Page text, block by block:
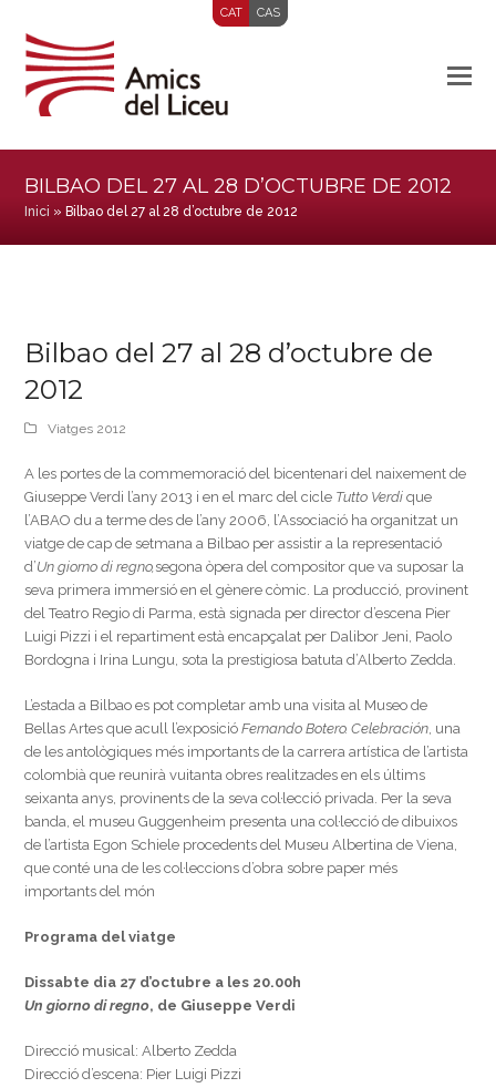
CAT CAS
BILBAO DEL 27 AL 28 D’OCTUBRE DE 2012
Inici » Bilbao del 27 al 28 d’octubre de 2012
Bilbao del 27 al 28 d’octubre de
2012
Viatges 2012
A les portes de la commemoració del bicentenari del naixement de
Giuseppe Verdi l’any 2013 i en el marc del cicle Tutto Verdique
l’ABAO du a terme des de l’any 2006, l’Associació ha organitzat un
viatge de cap de setmana a Bilbao per assistir a la representació
d’Un giorno di regno,segona òpera del compositor que va suposar la
seva primera immersió en el gènere còmic. La producció, provinent
del Teatro Regio di Parma, està signada per director d’escena Pier
Luigi Pizzi i el repartiment està encapçalat per Dalibor Jeni, Paolo
Bordogna i Irina Lungu, sota la prestigiosa batuta d’Alberto Zedda.
L’estada a Bilbao es pot completar amb una visita al Museo de
Bellas Artes que acull l’exposicióFernando Botero. Celebración, una
de les antològiques més importants de la carrera artística de l’artista
colombià que reunirà vuitanta obres realitzades en els últims
seixanta anys, provinents de la seva col·lecció privada. Per la seva
banda, el museu Guggenheim presenta una col·lecció de dibuixos
de l’artista Egon Schiele procedents del Museu Albertina de Viena,
que conté una de les col·leccions d’obra sobre paper més
importants del món
Programa del viatge
Dissabte dia 27 d’octubre a les 20.00h
Un giorno di regno, de Giuseppe Verdi
Direcció musical: Alberto Zedda
Direcció d’escena: Pier Luigi Pizzi